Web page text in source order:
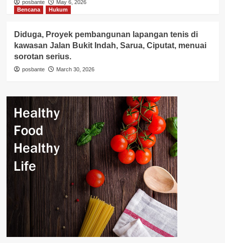
posbante
May 6, 2026
Bencana
Hukum
Diduga, Proyek pembangunan lapangan tenis di
kawasan Jalan Bukit Indah, Sarua, Ciputat, menuai
sorotan serius.
posbante March 30, 2026